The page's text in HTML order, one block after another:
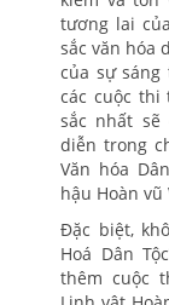
tương lai
sắc văn hóa
của sự
các cuộc
sắc nhất
diễn trong
Văn hóa
hậu Hoàn vũ
Đặc biệt,
Hoá Dân
thêm cuộc